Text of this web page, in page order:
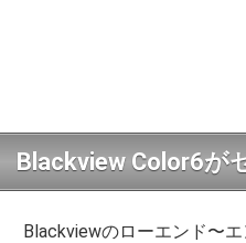
Blackview Color6が
Blackviewのローエンド〜